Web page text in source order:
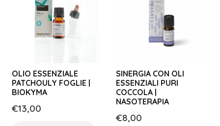
OLIO ESSENZIALE
PATCHOULY FOGLIE |
BIOKYMA
€13,00
SINERGIA CON OLI
ESSENZIALI PURI
COCCOLA |
NASOTERAPIA
€8,00